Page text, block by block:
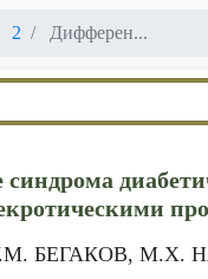
2 Дифферен...
БЕГАКОВ, М.Х.